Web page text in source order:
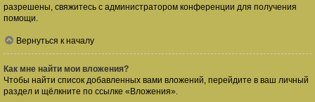
разрешены, свяжитесь с администратором конференции для получения
помощи.
Вернуться к началу
Как мне найти мои вложения?
Чтобы найти список добавленных вами вложений, перейдите в ваш личный
раздел и щёлкните по ссылке «Вложения».